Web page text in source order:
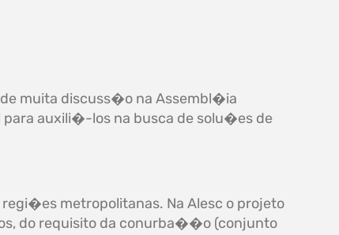
muita discuss�o na Assembl�ia
auxili�-los na busca de solu�es de
metropolitanas. Na Alesc o projeto
do requisito da conurba��o (conjunto